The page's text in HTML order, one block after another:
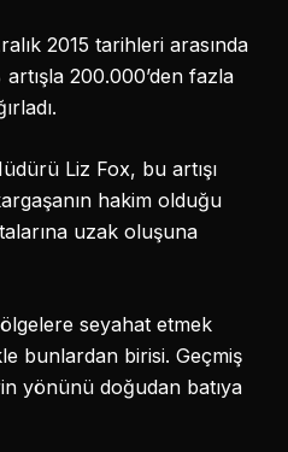
2015 tarihleri arasında
200.000’den fazla
Liz Fox, bu artışı
hakim olduğu
uzak oluşuna
seyahat etmek
bunlardan birisi. Geçmiş
yönünü doğudan batıya